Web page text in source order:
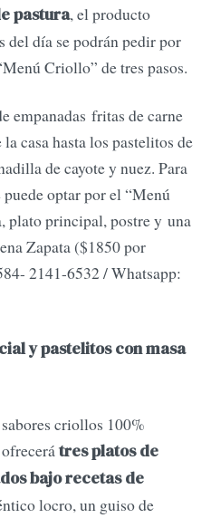
pastura, el producto
del día se podrán pedir por
Criollo” de tres pasos.
empanadas fritas de carne
casa hasta los pastelitos de
de cayote y nuez. Para
optar por el “Menú
plato principal, postre y una
Zapata ($1850 por
2141-6532 / Whatsapp:
y pastelitos con masa
criollos 100%
tres platos de
bajo recetas de
locro, un guiso de